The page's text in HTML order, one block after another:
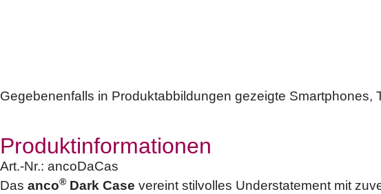
Gegebenenfalls in Produktabbildungen gezeigte
Produktinformationen
Art.-Nr.: ancoDaCas
Das anco® Dark Case vereint stilvolles Understatement mit